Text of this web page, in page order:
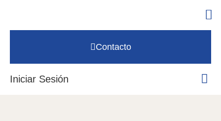
Contacto
Iniciar Sesión